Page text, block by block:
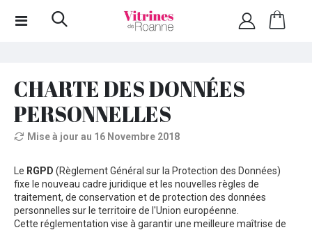
CHARTE DES DONNÉES
PERSONNELLES
Mise à jour au 16 Novembre 2018
Le RGPD (Règlement Général sur la Protection des Données)
fixe le nouveau cadre juridique et les nouvelles règles de
traitement, de conservation et de protection des données
personnelles sur le territoire de l'Union européenne.
Cette réglementation vise à garantir une meilleure maîtrise de